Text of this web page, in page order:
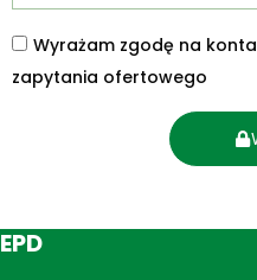
Wyrażam zgodę na
zapytania ofertowego
EPD